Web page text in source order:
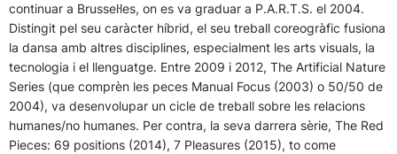
continuar a Brussel·les, on es va graduar a P.A.R.T.S. el 2004.
Distingit pel seu caràcter híbrid, el seu treball coreogràfic fusiona
la dansa amb altres disciplines, especialment les arts visuals, la
tecnologia i el llenguatge. Entre 2009 i 2012, The Artificial Nature
Series (que comprèn les peces Manual Focus (2003) o 50/50 de
2004), va desenvolupar un cicle de treball sobre les relacions
humanes/no humanes. Per contra, la seva darrera sèrie, The Red
Pieces: 69 positions (2014), 7 Pleasures (2015), to come